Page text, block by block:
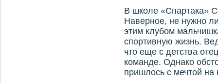
В школе «Спартака»
Наверное, не нужно
этим клубом
спортивную жизнь.
что еще с детства
команде. Однако
пришлось с мечтой на